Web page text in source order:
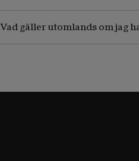
Vad gäller utomlands om jag